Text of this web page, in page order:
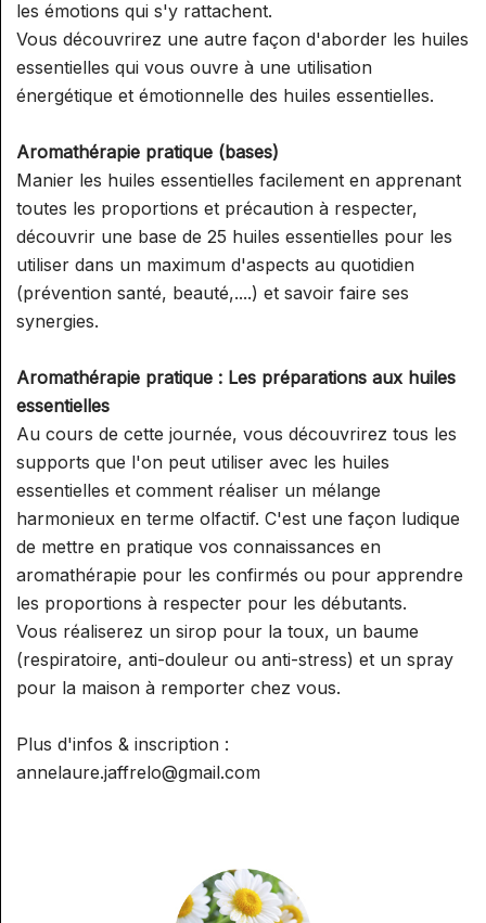
les émotions qui s'y rattachent.
Vous découvrirez une autre façon d'aborder les huiles
essentielles qui vous ouvre à une utilisation
énergétique et émotionnelle des huiles essentielles.
Aromathérapie pratique (bases)
Manier les huiles essentielles facilement en apprenant
toutes les proportions et précaution à respecter,
découvrir une base de 25 huiles essentielles pour les
utiliser dans un maximum d'aspects au quotidien
(prévention santé, beauté,....) et savoir faire ses
synergies.
Aromathérapie pratique : Les préparations aux huiles
essentielles
Au cours de cette journée, vous découvrirez tous les
supports que l'on peut utiliser avec les huiles
essentielles et comment réaliser un mélange
harmonieux en terme olfactif. C'est une façon ludique
de mettre en pratique vos connaissances en
aromathérapie pour les confirmés ou pour apprendre
les proportions à respecter pour les débutants.
Vous réaliserez un sirop pour la toux, un baume
(respiratoire, anti-douleur ou anti-stress) et un spray
pour la maison à remporter chez vous.
Plus d'infos & inscription :
annelaure.jaffrelo@gmail.com